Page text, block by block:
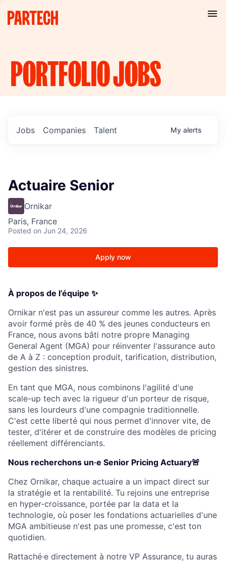
PORTFOLIOJOBS
Jobs Companies Talent My alerts
Actuaire Senior
Ornikar
Paris, France
Posted on Jun 24, 2026
Apply now
À propos de l’équipe ✨
Ornikar n'est pas un assureur comme les autres. Après
avoir formé près de 40 % des jeunes conducteurs en
France, nous avons bâti notre propre Managing
General Agent (MGA) pour réinventer l'assurance auto
de A à Z : conception produit, tarification, distribution,
gestion des sinistres.
En tant que MGA, nous combinons l'agilité d'une
scale-up tech avec la rigueur d'un porteur de risque,
sans les lourdeurs d'une compagnie traditionnelle.
C'est cette liberté qui nous permet d'innover vite, de
tester, d'itérer et de construire des modèles de pricing
réellement différenciants.
Nous recherchons un·e Senior Pricing Actuary🚨
Chez Ornikar, chaque actuaire a un impact direct sur
la stratégie et la rentabilité. Tu rejoins une entreprise
en hyper-croissance, portée par la data et la
technologie, où poser les fondations actuarielles d'une
MGA ambitieuse n'est pas une promesse, c'est ton
quotidien.
Rattaché·e directement à notre VP Assurance, tu auras